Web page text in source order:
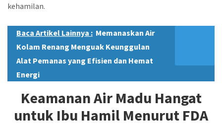
kehamilan.
Baca Artikel Lainnya : Memanaskan Air
Kolam Renang Menguak Keunggulan
Alat Pemanas yang Efisien dan Hemat
Energi
Keamanan Air Madu Hangat
untuk Ibu Hamil Menurut FDA